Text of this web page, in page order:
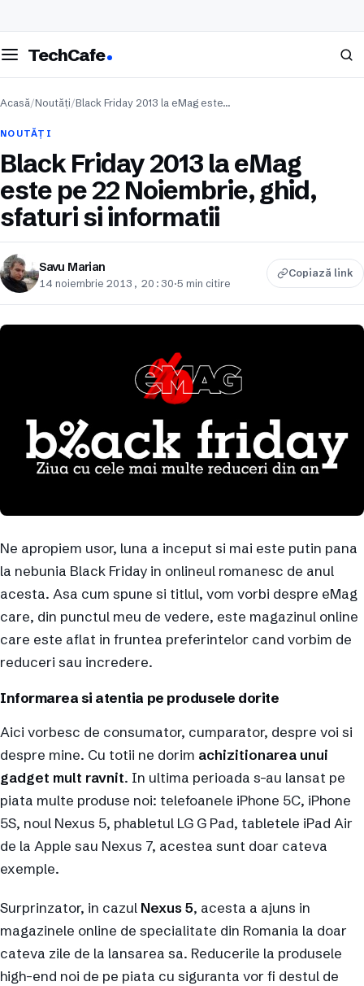
meniul
TechCafe Caută
Acasă/Noutăți/Black Friday 2013 la eMag este…
NOUTĂȚI
Black Friday 2013 la eMag
este pe 22 Noiembrie, ghid,
sfaturi si informatii
Savu Marian
14 noiembrie 2013, 20:30·5 min citire
Copiază link
Ne apropiem usor, luna a inceput si mai este putin pana
la nebunia Black Friday in onlineul romanesc de anul
acesta. Asa cum spune si titlul, vom vorbi despre eMag
care, din punctul meu de vedere, este magazinul online
care este aflat in fruntea preferintelor cand vorbim de
reduceri sau incredere.
Informarea si atentia pe produsele dorite
Aici vorbesc de consumator, cumparator, despre voi si
despre mine. Cu totii ne dorim achizitionarea unui
gadget mult ravnit. In ultima perioada s-au lansat pe
piata multe produse noi: telefoanele iPhone 5C, iPhone
5S, noul Nexus 5, phabletul LG G Pad, tabletele iPad Air
de la Apple sau Nexus 7, acestea sunt doar cateva
exemple.
Surprinzator, in cazul Nexus 5, acesta a ajuns in
magazinele online de specialitate din Romania la doar
cateva zile de la lansarea sa. Reducerile la produsele
high-end noi de pe piata cu siguranta vor fi destul de